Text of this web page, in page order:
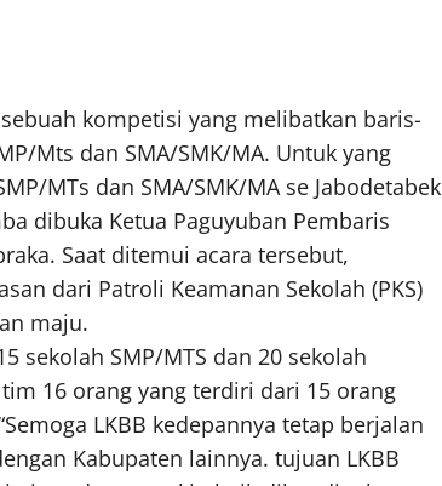
kompetisi yang melibatkan baris-
Mts dan SMA/SMK/MA. Untuk yang
MTs dan SMA/SMK/MA se Jabodetabek
dibuka Ketua Paguyuban Pembaris
Saat ditemui acara tersebut,
dari Patroli Keamanan Sekolah (PKS)
maju.
sekolah SMP/MTS dan 20 sekolah
16 orang yang terdiri dari 15 orang
LKBB kedepannya tetap berjalan
Kabupaten lainnya. tujuan LKBB